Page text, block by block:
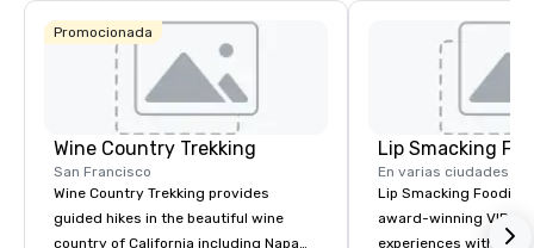
Promocionada
Wine Country Trekking
San Francisco
Wine Country Trekking provides
guided hikes in the beautiful wine
country of California including Napa
Lip Smacking
En varias ciudades
Lip Smacking Foodie
award-winning VIP
experiences with